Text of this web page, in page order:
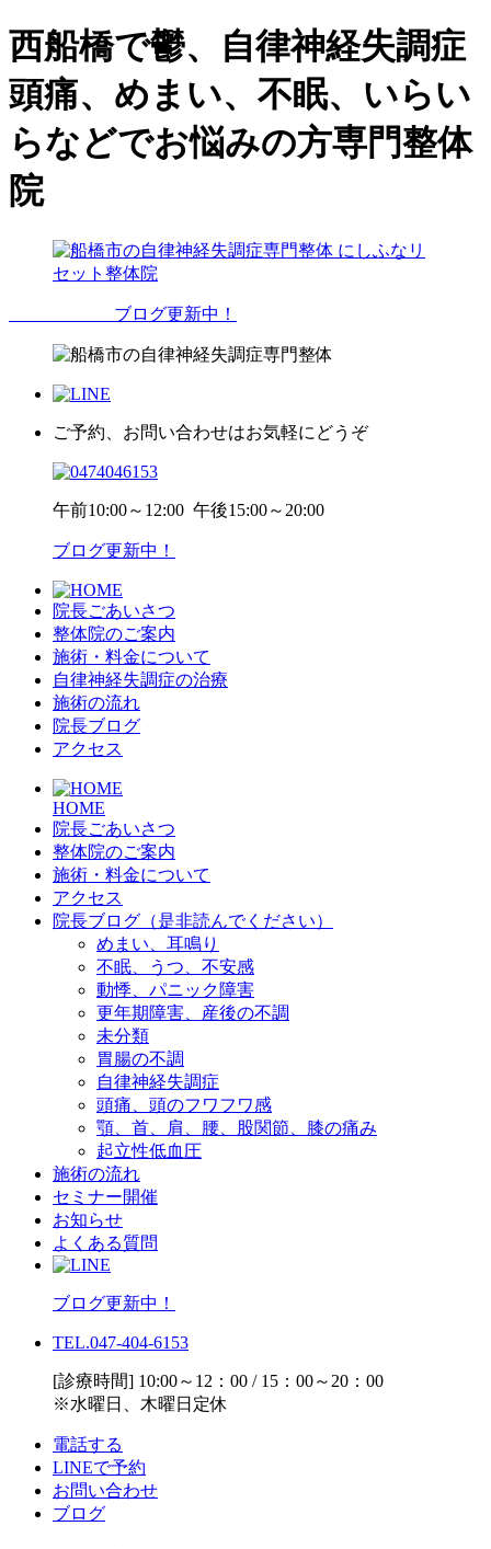
西船橋で鬱、自律神経失調症
頭痛、めまい、不眠、いらい
らなどでお悩みの方専門整体
院
ブログ更新中！
ご予約、お問い合わせはお気軽にどうぞ
午前10:00～12:00 午後15:00～20:00
ブログ更新中！
院長ごあいさつ
整体院のご案内
施術・料金について
自律神経失調症の治療
施術の流れ
院長ブログ
アクセス
HOME
院長ごあいさつ
整体院のご案内
施術・料金について
アクセス
院長ブログ（是非読んでください）
めまい、耳鳴り
不眠、うつ、不安感
動悸、パニック障害
更年期障害、産後の不調
未分類
胃腸の不調
自律神経失調症
頭痛、頭のフワフワ感
顎、首、肩、腰、股関節、膝の痛み
起立性低血圧
施術の流れ
セミナー開催
お知らせ
よくある質問
ブログ更新中！
TEL.047-404-6153
[診療時間] 10:00～12：00 / 15：00～20：00
※水曜日、木曜日定休
電話する
LINEで予約
お問い合わせ
ブログ